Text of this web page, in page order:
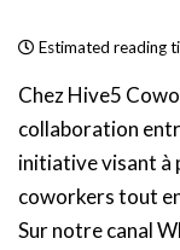
Estimated reading
Chez Hive5
collaboration
initiative visant à
coworkers tout
Sur notre canal